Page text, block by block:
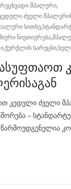
რეცხვადი შპალერი,
ძველი
სითხე,
ნივთიერება,
,ჭურჭლის სარეცხი,
კედელი ძველი
–